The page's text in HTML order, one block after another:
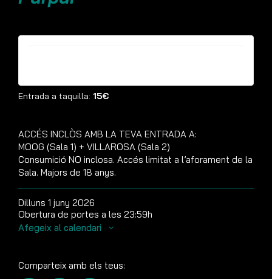
Entrada a taquilla: 15€
ACCÉS INCLÒS AMB LA TEVA ENTRADA A:
MOOG (Sala 1) + VILLAROSA (Sala 2)
Consumició NO inclosa. Accés limitat a l’aforament de la
Sala. Majors de 18 anys.
Dilluns 1 juny 2026
Obertura de portes a les 23:59h
Afegeix al calendari
Comparteix amb els teus: